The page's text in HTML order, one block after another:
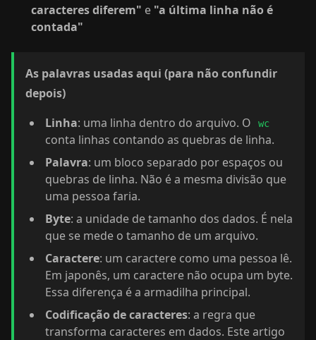
caracteres diferem" e "a última linha não é
contada"
As palavras usadas aqui (para não confundir
depois)
Linha: uma linha dentro do arquivo. O wc
conta linhas contando as quebras de linha.
Palavra: um bloco separado por espaços ou
quebras de linha. Não é a mesma divisão que
uma pessoa faria.
Byte: a unidade de tamanho dos dados. É nela
que se mede o tamanho de um arquivo.
Caractere: um caractere como uma pessoa lê.
Em japonês, um caractere não ocupa um byte.
Essa diferença é a armadilha principal.
Codificação de caracteres: a regra que
transforma caracteres em dados. Este artigo